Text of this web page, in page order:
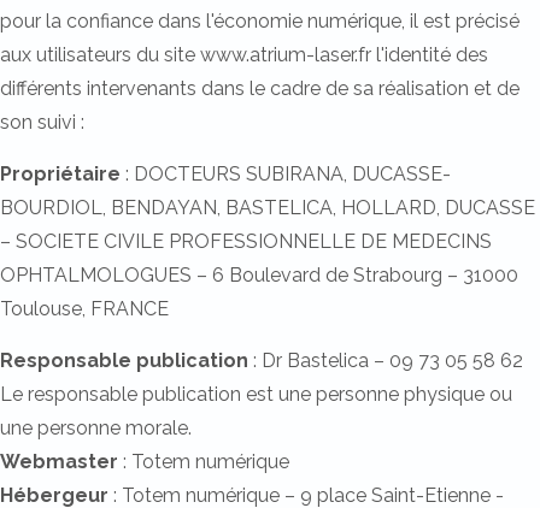
pour la confiance dans l'économie numérique, il est précisé
aux utilisateurs du site www.atrium-laser.fr l'identité des
différents intervenants dans le cadre de sa réalisation et de
son suivi :
Propriétaire : DOCTEURS SUBIRANA, DUCASSE-
BOURDIOL, BENDAYAN, BASTELICA, HOLLARD, DUCASSE
– SOCIETE CIVILE PROFESSIONNELLE DE MEDECINS
OPHTALMOLOGUES – 6 Boulevard de Strabourg – 31000
Toulouse, FRANCE
Responsable publication : Dr Bastelica – 09 73 05 58 62
Le responsable publication est une personne physique ou
une personne morale.
Webmaster : Totem numérique
Hébergeur : Totem numérique – 9 place Saint-Etienne -